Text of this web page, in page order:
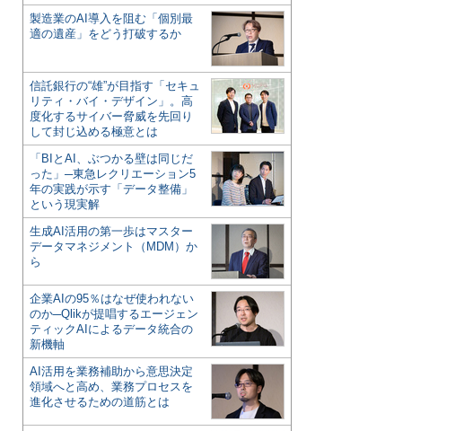
製造業のAI導入を阻む「個別最
適の遺産」をどう打破するか
信託銀行の“雄”が目指す「セキュ
リティ・バイ・デザイン」。高
度化するサイバー脅威を先回り
して封じ込める極意とは
「BIとAI、ぶつかる壁は同じだ
った」─東急レクリエーション5
年の実践が示す「データ整備」
という現実解
生成AI活用の第一歩はマスター
データマネジメント（MDM）か
ら
企業AIの95％はなぜ使われない
のか─Qlikが提唱するエージェン
ティックAIによるデータ統合の
新機軸
AI活用を業務補助から意思決定
領域へと高め、業務プロセスを
進化させるための道筋とは